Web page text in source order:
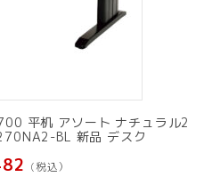
平机 アソート ナチュラル2
BL 新品 デスク
(税込）